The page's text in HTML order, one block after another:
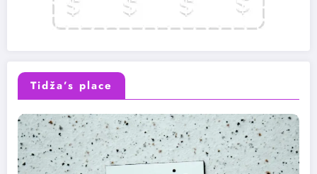
Tidža’s place